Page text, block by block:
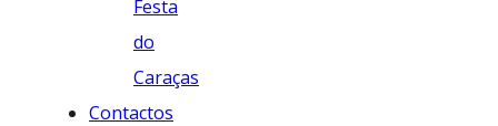
Festa
do
Caraças
Contactos